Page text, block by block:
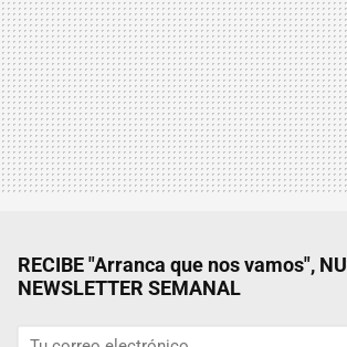
RECIBE "Arranca que nos vamos",
NEWSLETTER SEMANAL